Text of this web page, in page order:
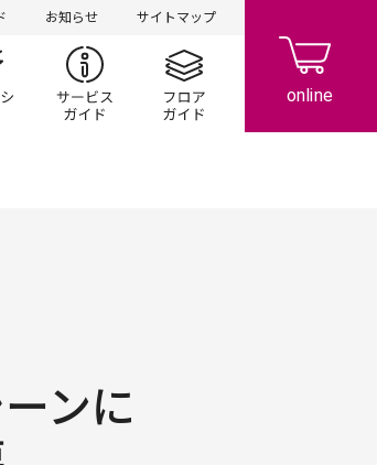
お知らせ サイトマップ
ニュースイチオシ特集 サービスガイドフロアガイド
ンに